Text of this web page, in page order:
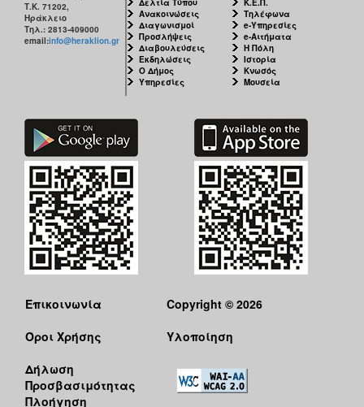
Τ.Κ. 71202,
Ηράκλειο
Τηλ.: 2813-409000
email:info@heraklion.gr
Ανακοινώσεις
Διαγωνισμοί
Προσλήψεις
Διαβουλεύσεις
Εκδηλώσεις
Ο Δήμος
Υπηρεσίες
Τηλέφωνα
e-Υπηρεσίες
e-Αιτήματα
Η Πόλη
Ιστορία
Κνωσός
Μουσεία
Επικοινωνία
Όροι Χρήσης
Δήλωση
Προσβασιμότητας
Πλοήγηση
Copyright © 2026
Υλοποίηση